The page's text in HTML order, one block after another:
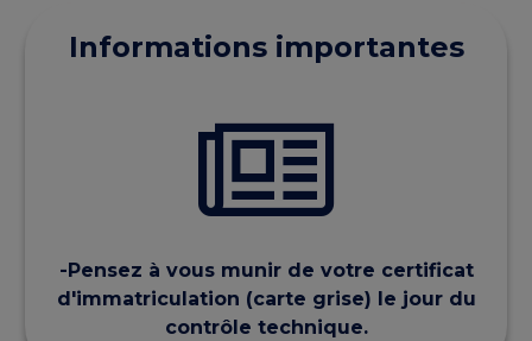
Informations importantes
-Pensez à vous munir de votre certificat
d'immatriculation (carte grise) le jour du
contrôle technique.